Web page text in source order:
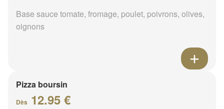
Base sauce tomate, fromage, poulet, poivrons, olives,
oignons
Pizza boursin
Dès 12.95 €